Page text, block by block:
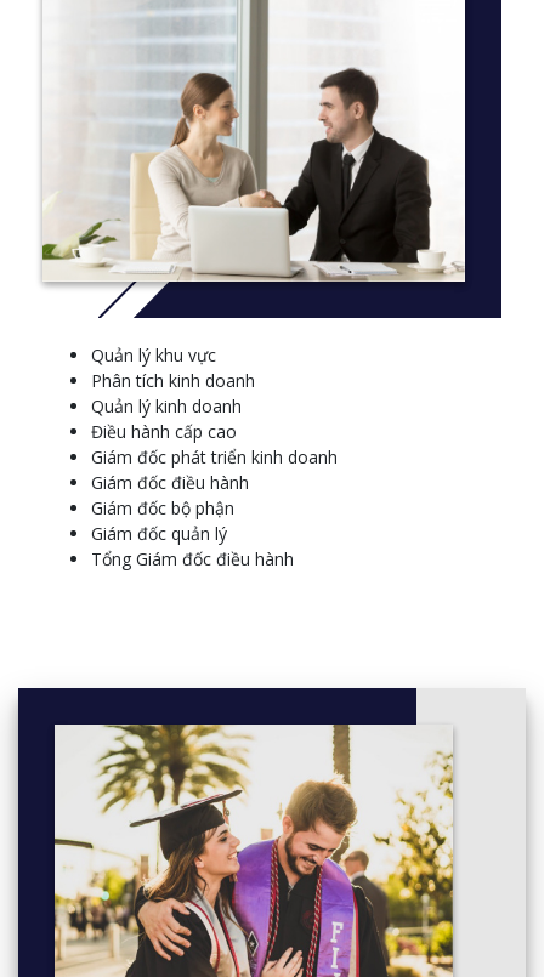
Trường hợp nghiên cứu điển hình
Báo cáo bằng văn bản
Câu hỏi bằng văn bản
Nhập vai
Quan sát / Thuyết trình, Trình bày
Thêm thông tin:
Clickhere
Course Structure
NAME
Manage knowledge and information
Lead and manage organisational change
Provide leadership across the organisation
Manage innovation and continuous improvement
Develop and implement strategic plans
Develop and implement a business plan
Manage market research
Develop a marketing plan
Manage risk
Quản lý khu vực
Phân tích kinh doanh
Quản lý kinh doanh
Điều hành cấp cao
Giám đốc phát triển kinh doanh
Giám đốc điều hành
Giám đốc bộ phận
Giám đốc quản lý
Tổng Giám đốc điều hành